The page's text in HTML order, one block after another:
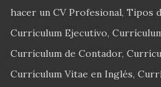
hacer un CV Profesional Tipos
Currículum Ejecutivo
Currículum de Contador
Currículum Vitae en Inglés